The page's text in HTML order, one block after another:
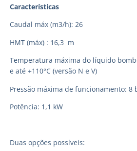
Características
Caudal máx (m3/h): 26
HMT (máx) : 16,3 m
Temperatura máxima do líquido
e até +110°C (versão N e V)
Pressão máxima de funcionamento: 8
Potência: 1,1 kW
Duas opções possíveis: